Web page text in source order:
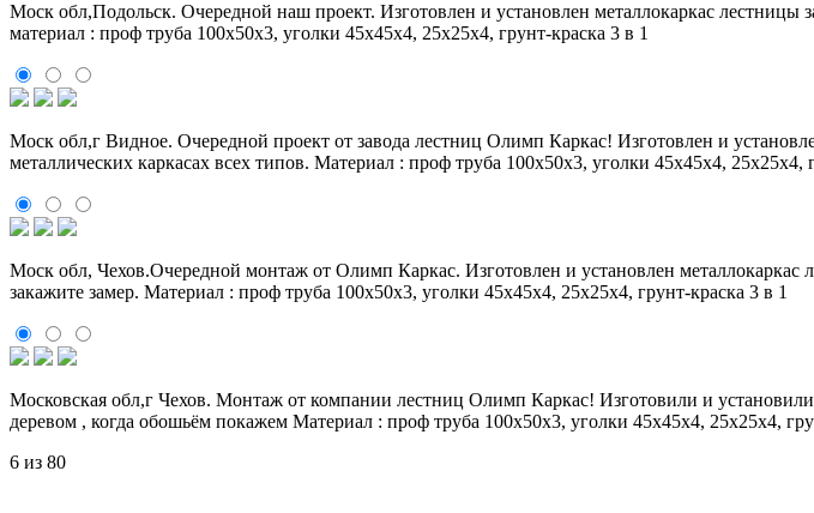
Моск обл,Подольск. Очередной наш проект. Изготовлен и установлен металлокаркас
материал : проф труба 100х50х3, уголки 45х45х4, 25х25х4, грунт-краска 3 в 1
Моск обл,г Видное. Очередной проект от завода лестниц Олимп Каркас! Изготовлен и
металлических каркасах всех типов. Материал : проф труба 100х50х3, уголки 45х45х4, 25х25х4,
Моск обл, Чехов.Очередной монтаж от Олимп Каркас. Изготовлен и установлен
закажите замер. Материал : проф труба 100х50х3, уголки 45х45х4, 25х25х4, грунт-краска 3 в 1
Московская обл,г Чехов. Монтаж от компании лестниц Олимп Каркас! Изготовили и
деревом , когда обошьём покажем Материал : проф труба 100х50х3, уголки 45х45х4, 25х25х4,
6 из 80